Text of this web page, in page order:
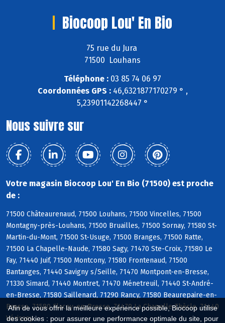
Afin de vous offrir la meilleure expérience possible, Biocoop utilise
des cookies : pour assurer une performance optimale du site, pour
Biocoop Lou' En Bio
75 rue du Jura
71500 Louhans
Téléphone : 03 85 74 06 97
Coordonnées GPS :46,6321877170279 ° ,
5,23901142268447 °
Nous suivre sur
Votre magasin Biocoop Lou' En Bio (71500) est proche
de :
71500 Châteaurenaud, 71500 Louhans, 71500 Vincelles, 71500
Montagny-près-Louhans, 71500 Bruailles, 71500 Sornay, 71580 St-
Martin-du-Mont, 71500 St-Usuge, 71500 Branges, 71500 Ratte,
71500 La Chapelle-Naude, 71580 Sagy, 71470 Ste-Croix, 71580 Le
Fay, 71440 Juif, 71500 Montcony, 71580 Frontenaud, 71500
Bantanges, 71440 Savigny s/Seille, 71470 Montpont-en-Bresse,
71330 Simard, 71440 Montret, 71470 Ménetreuil, 71440 St-André-
en-Bresse, 71580 Saillenard, 71290 Rancy, 71580 Beaurepaire-en-
Bresse, 71580 Flacey-en-Bresse, 71470 La Chapelle-Thècle, 71440
Vérissey